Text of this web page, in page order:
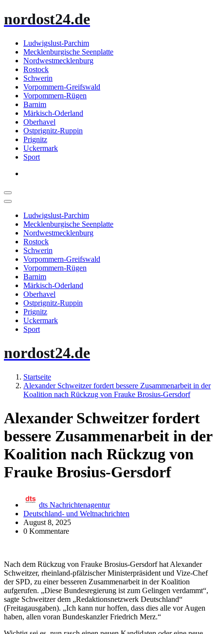
Inhalt
nordost24.de
Ludwigslust-Parchim
Mecklenburgische Seenplatte
Nordwestmecklenburg
Rostock
Schwerin
Vorpommern-Greifswald
Vorpommern-Rügen
Barnim
Märkisch-Oderland
Oberhavel
Ostprignitz-Ruppin
Prignitz
Uckermark
Sport
Ludwigslust-Parchim
Mecklenburgische Seenplatte
Nordwestmecklenburg
Rostock
Schwerin
Vorpommern-Greifswald
Vorpommern-Rügen
Barnim
Märkisch-Oderland
Oberhavel
Ostprignitz-Ruppin
Prignitz
Uckermark
Sport
nordost24.de
Startseite
Alexander Schweitzer fordert bessere Zusammenarbeit in der
Koalition nach Rückzug von Frauke Brosius-Gersdorf
Alexander Schweitzer fordert
bessere Zusammenarbeit in der
Koalition nach Rückzug von
Frauke Brosius-Gersdorf
dts Nachrichtenagentur
Deutschland- und Weltnachrichten
August 8, 2025
0 Kommentare
Nach dem Rückzug von Frauke Brosius-Gersdorf hat Alexander
Schweitzer, rheinland-pfälzischer Ministerpräsident und Vize-Chef
der SPD, zu einer besseren Zusammenarbeit in der Koalition
aufgerufen. „Diese Bundesregierung ist zum Gelingen verdammt“,
sagte Schweitzer dem „Redaktionsnetzwerk Deutschland“
(Freitagausgaben). „Ich kann nur hoffen, dass dies alle vor Augen
haben, allen voran Bundeskanzler Friedrich Merz.“